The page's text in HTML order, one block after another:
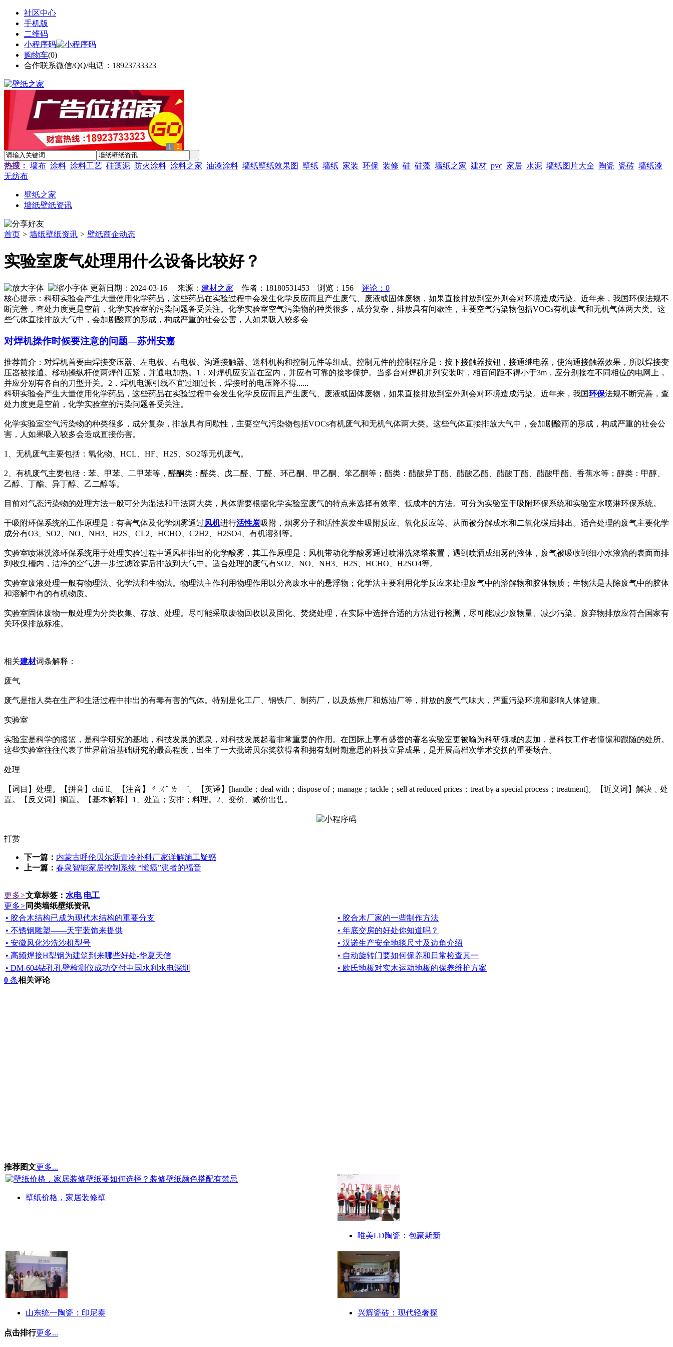
社区中心
手机版
二维码
小程序码
购物车(0)
合作联系微信/QQ/电话：18923733323
1 2
热搜： 墙布 涂料 涂料工艺 硅藻泥 防火涂料 涂料之家 油漆涂料 墙纸壁纸效果图 壁纸 墙纸 家装 环保 装修 硅 硅藻 墙纸之家 建材 pvc 家居 水泥 墙纸图片大全 陶瓷 瓷砖 墙纸漆
无纺布
壁纸之家
墙纸壁纸资讯
首页 > 墙纸壁纸资讯 > 壁纸商企动态
实验室废气处理用什么设备比较好？
更新日期：2024-03-16 来源： 建材之家 作者：18180531453 浏览： 156
评论：0
核心提示：科研实验会产生大量使用化学药品，这些药品在实验过程中会发生化学反应而且产生废气、废液或固体废物，如果直接排放到室外则会对环境造成污染。近年来，我国环保法规不
断完善，查处力度更是空前，化学实验室的污染问题备受关注。化学实验室空气污染物的种类很多，成分复杂，排放具有间歇性，主要空气污染物包括VOCs有机废气和无机气体两大类。这
些气体直接排放大气中，会加剧酸雨的形成，构成严重的社会公害，人如果吸入较多会
对焊机操作时候要注意的问题—苏州安嘉
推荐简介：对焊机首要由焊接变压器、左电极、右电极、沟通接触器、送料机构和控制元件等组成。控制元件的控制程序是：按下接触器按钮，接通继电器，使沟通接触器效果，所以焊接变
压器被接通。移动操纵杆使两焊件压紧，并通电加热。1．对焊机应安置在室内，并应有可靠的接零保护。当多台对焊机并列安装时，相百间距不得小于3m，应分别接在不同相位的电网上，
并应分别有各自的刀型开关。2．焊机电源引线不宜过细过长，焊接时的电压降不得......
科研实验会产生大量使用化学药品，这些药品在实验过程中会发生化学反应而且产生废气、废液或固体废物，如果直接排放到室外则会对环境造成污染。近年来，我国环保法规不断完善，查
处力度更是空前，化学实验室的污染问题备受关注。
化学实验室空气污染物的种类很多，成分复杂，排放具有间歇性，主要空气污染物包括VOCs有机废气和无机气体两大类。这些气体直接排放大气中，会加剧酸雨的形成，构成严重的社会公
害，人如果吸入较多会造成直接伤害。
1、无机废气主要包括：氧化物、HCL、HF、H2S、SO2等无机废气。
2、有机废气主要包括：苯、甲苯、二甲苯等，醛酮类：醛类、戊二醛、丁醛、环己酮、甲乙酮、笨乙酮等；酯类：醋酸异丁酯、醋酸乙酯、醋酸丁酯、醋酸甲酯、香蕉水等；醇类：甲醇、
乙醇、丁酯、异丁醇、乙二醇等。
目前对气态污染物的处理方法一般可分为湿法和干法两大类，具体需要根据化学实验室废气的特点来选择有效率、低成本的方法。可分为实验室干吸附环保系统和实验室水喷淋环保系统。
干吸附环保系统的工作原理是：有害气体及化学烟雾通过风机进行活性炭吸附，烟雾分子和活性炭发生吸附反应、氧化反应等。从而被分解成水和二氧化碳后排出。适合处理的废气主要化学
成分有O3、SO2、NO、NH3、H2S、CL2、HCHO、C2H2、H2SO4、有机溶剂等。
实验室喷淋洗涤环保系统用于处理实验过程中通风柜排出的化学酸雾，其工作原理是：风机带动化学酸雾通过喷淋洗涤塔装置，遇到喷洒成细雾的液体，废气被吸收到细小水液滴的表面而排
到收集槽内，洁净的空气进一步过滤除雾后排放到大气中。适合处理的废气有SO2、NO、NH3、H2S、HCHO、H2SO4等。
实验室废液处理一般有物理法、化学法和生物法。物理法主作利用物理作用以分离废水中的悬浮物；化学法主要利用化学反应来处理废气中的溶解物和胶体物质；生物法是去除废气中的胶体
和溶解中有的有机物质。
实验室固体废物一般处理为分类收集、存放、处理。尽可能采取废物回收以及固化、焚烧处理，在实际中选择合适的方法进行检测，尽可能减少废物量、减少污染。废弃物排放应符合国家有
关环保排放标准。
相关建材词条解释：
废气
废气是指人类在生产和生活过程中排出的有毒有害的气体。特别是化工厂、钢铁厂、制药厂，以及炼焦厂和炼油厂等，排放的废气气味大，严重污染环境和影响人体健康。
实验室
实验室是科学的摇篮，是科学研究的基地，科技发展的源泉，对科技发展起着非常重要的作用。在国际上享有盛誉的著名实验室更被喻为科研领域的麦加，是科技工作者憧憬和跟随的处所。
这些实验室往往代表了世界前沿基础研究的最高程度，出生了一大批诺贝尔奖获得者和拥有划时期意思的科技立异成果，是开展高档次学术交换的重要场合。
处理
【词目】处理。【拼音】chǔ lǐ。【注音】ㄔㄨˇ ㄌㄧˇ。【英译】[handle；deal with；dispose of；manage；tackle；sell at reduced prices；treat by a special process；treatment]。【近义词】解决﹑处
置。【反义词】搁置。【基本解释】1、处置；安排；料理。2、变价、减价出售。
打赏
下一篇： 内蒙古呼伦贝尔沥青冷补料厂家详解施工疑惑
上一篇： 春泉智能家居控制系统 “懒癌”患者的福音
更多>文章标签： 水电 电工
更多> 同类墙纸壁纸资讯
• 胶合木结构已成为现代木结构的重要分支
• 胶合木厂家的一些制作方法
• 不锈钢雕塑——天宇装饰来提供
• 年底交房的好处你知道吗？
• 安徽风化沙洗沙机型号
• 汉诺生产安全地毯尺寸及边角介绍
• 高频焊接H型钢为建筑到来哪些好处-华夏天信
• 自动旋转门要如何保养和日常检查其一
• DM-604钻孔孔壁检测仪成功交付中国水利水电深圳
• 欧氏地板对实木运动地板的保养维护方案
0 条相关评论
推荐图文更多...
壁纸价格，家居装修壁
唯美LD陶瓷：包豪斯新
山东统一陶瓷：印尼泰 兴辉瓷砖：现代轻奢探
点击排行更多...